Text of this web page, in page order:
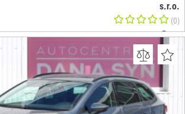
s.r.o.
(0)
Brno